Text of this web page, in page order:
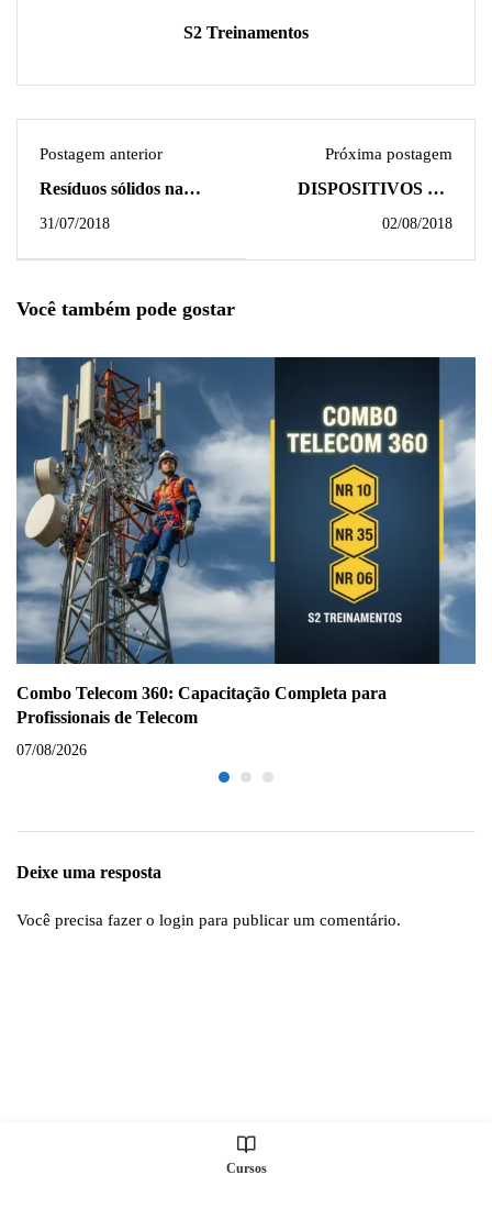
S2 Treinamentos
Postagem anterior
Resíduos sólidos na
31/07/2018
Próxima postagem
DISPOSITIVOS DE
TIPO
02/08/2018
Você também pode gostar
Combo Telecom 360: Capacitação Completa para
Profissionais de Telecom
07/08/2026
Deixe uma resposta
Você precisa fazer o login para publicar um comentário.
Cursos